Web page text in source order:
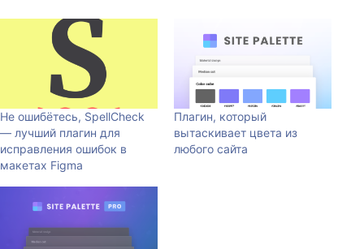
Не ошибётесь, SpellCheck
— лучший плагин для
исправления ошибок в
макетах Figma
Плагин, который
вытаскивает цвета из
любого сайта